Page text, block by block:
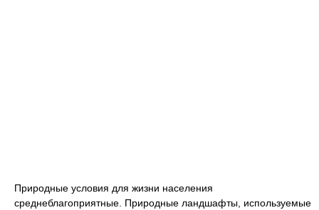
Природные условия для жизни населения
среднеблагоприятные. Природные ландшафты, используемые